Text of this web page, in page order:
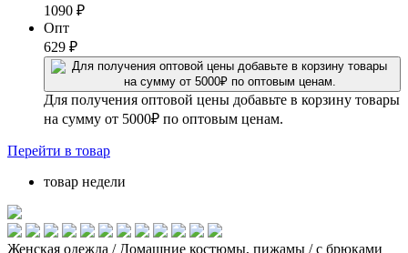
1090 ₽
Опт
629 ₽
Для получения оптовой цены добавьте в корзину товары
на сумму от 5000₽ по оптовым ценам.
Перейти в товар
товар недели
Женская одежда / Домашние костюмы, пижамы / с брюками